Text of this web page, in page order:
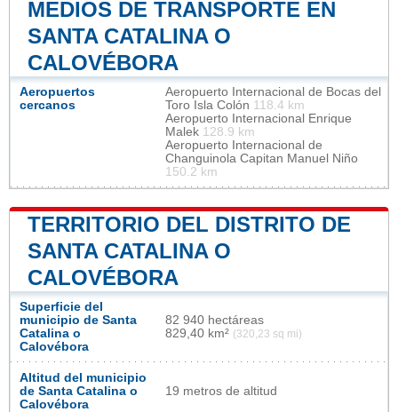
MEDIOS DE TRANSPORTE EN
SANTA CATALINA O
CALOVÉBORA
Aeropuertos
cercanos
Aeropuerto Internacional de Bocas del
Toro Isla Colón 118.4 km
Aeropuerto Internacional Enrique
Malek 128.9 km
Aeropuerto Internacional de
Changuinola Capitan Manuel Niño
150.2 km
TERRITORIO DEL DISTRITO DE
SANTA CATALINA O
CALOVÉBORA
Superficie del
municipio de Santa
Catalina o
Calovébora
82 940 hectáreas
829,40 km² (320,23 sq mi)
Altitud del municipio
de Santa Catalina o
Calovébora
19 metros de altitud